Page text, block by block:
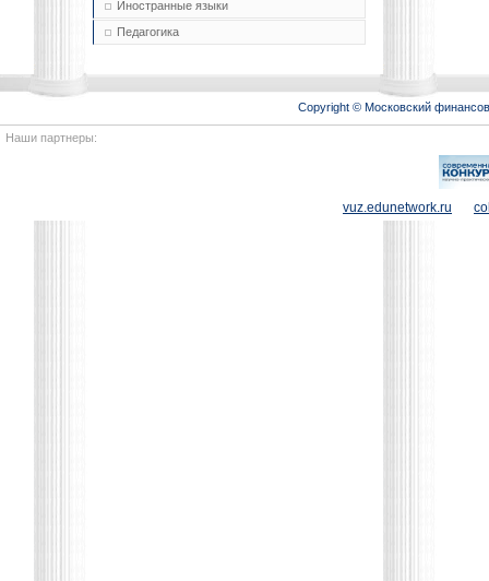
Иностранные языки
Педагогика
Copyright © Московский
Наши партнеры:
vuz.edunetwork.ru